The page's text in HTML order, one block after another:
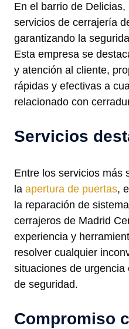
En el barrio de Delicias,
servicios de cerrajería
garantizando la
Esta empresa se
y atención al cliente,
rápidas y efectivas a
relacionado con
Servicios
Entre los servicios más
la apertura de puertas,
la reparación de
cerrajeros de Madrid
experiencia y
resolver cualquier
situaciones de
de seguridad.
Compromiso